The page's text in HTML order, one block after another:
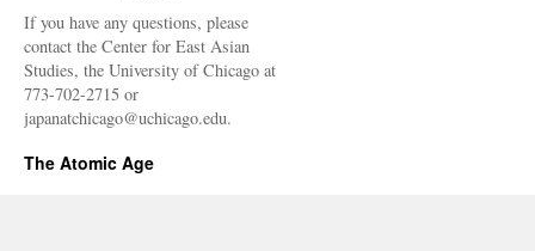
If you have any questions, please
contact the Center for East Asian
Studies, the University of Chicago at
773-702-2715 or
japanatchicago@uchicago.edu.
The Atomic Age